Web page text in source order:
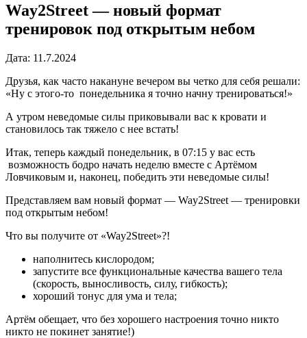
Way2Street — новый формат
тренировок под открытым небом
Дата: 11.7.2024
Друзья, как часто накануне вечером вы четко для себя решали:
«Ну с этого-то понедельника я точно начну тренироваться!»
А утром неведомые силы приковывали вас к кровати и
становилось так тяжело с нее встать!
Итак, теперь каждый понедельник, в 07:15 у вас есть
возможность бодро начать неделю вместе с Артёмом
Ловчиковым и, наконец, победить эти неведомые силы!
Представляем вам новый формат — Way2Street — тренировки
под открытым небом!
Что вы получите от «Way2Street»?!
наполнитесь кислородом;
запустите все функциональные качества вашего тела
(скорость, выносливость, силу, гибкость);
хороший тонус для ума и тела;
Артём обещает, что без хорошего настроения точно никто
никто не покинет занятие!)